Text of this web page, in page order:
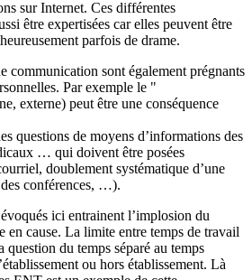
sur Internet. Ces différentes
être expertisées car elles peuvent être
parfois de drame.
communication sont également prégnants
Par exemple le "
externe) peut être une conséquence
questions de moyens d’informations des
… qui doivent être posées
doublement systématique d’une
conférences, …).
ici entrainent l’implosion du
en cause. La limite entre temps de travail
question du temps séparé au temps
ou hors établissement. Là